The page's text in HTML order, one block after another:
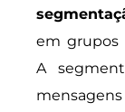
em grupos
A